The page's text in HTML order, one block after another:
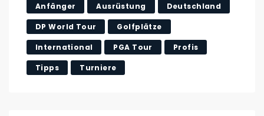
Anfänger Ausrüstung Deutschland
DP World Tour Golfplätze
International PGA Tour Profis
Tipps Turniere